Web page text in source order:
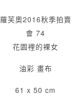
羅芙奧2016秋季拍賣
會 74
花園裡的裸女
油彩 畫布
61 x 50 cm